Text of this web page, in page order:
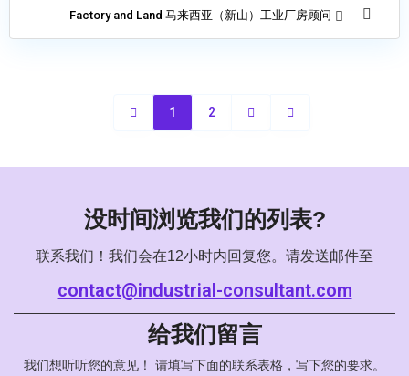
Factory and Land 马来西亚（新山）工业厂房顾问
1 2
没时间浏览我们的列表?
联系我们！我们会在12小时内回复您。请发送邮件至
contact@industrial-consultant.com
给我们留言
我们想听听您的意见！ 请填写下面的联系表格，写下您的要求。